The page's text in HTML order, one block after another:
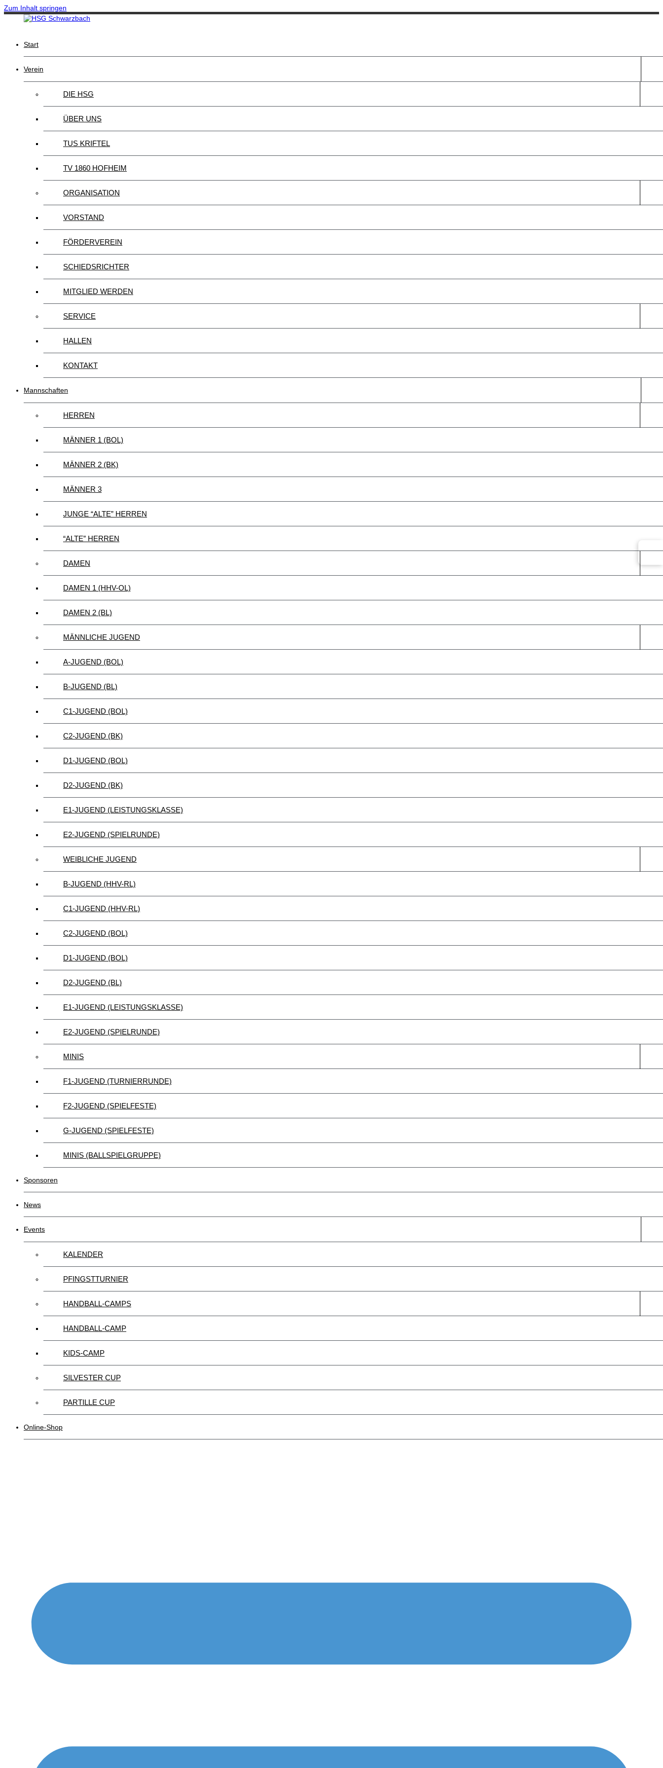
Zum Inhalt springen
Start
Verein
DIE HSG
ÜBER UNS
TUS KRIFTEL
TV 1860 HOFHEIM
ORGANISATION
VORSTAND
FÖRDERVEREIN
SCHIEDSRICHTER
MITGLIED WERDEN
SERVICE
HALLEN
KONTAKT
Mannschaften
HERREN
MÄNNER 1 (BOL)
MÄNNER 2 (BK)
MÄNNER 3
JUNGE “ALTE” HERREN
“ALTE” HERREN
DAMEN
DAMEN 1 (HHV-OL)
DAMEN 2 (BL)
MÄNNLICHE JUGEND
A-JUGEND (BOL)
B-JUGEND (BL)
C1-JUGEND (BOL)
C2-JUGEND (BK)
D1-JUGEND (BOL)
D2-JUGEND (BK)
E1-JUGEND (LEISTUNGSKLASSE)
E2-JUGEND (SPIELRUNDE)
WEIBLICHE JUGEND
B-JUGEND (HHV-RL)
C1-JUGEND (HHV-RL)
C2-JUGEND (BOL)
D1-JUGEND (BOL)
D2-JUGEND (BL)
E1-JUGEND (LEISTUNGSKLASSE)
E2-JUGEND (SPIELRUNDE)
MINIS
F1-JUGEND (TURNIERRUNDE)
F2-JUGEND (SPIELFESTE)
G-JUGEND (SPIELFESTE)
MINIS (BALLSPIELGRUPPE)
Sponsoren
News
Events
KALENDER
PFINGSTTURNIER
HANDBALL-CAMPS
HANDBALL-CAMP
KIDS-CAMP
SILVESTER CUP
PARTILLE CUP
Online-Shop